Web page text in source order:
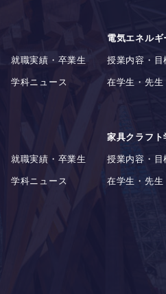
就職実績・卒業生
学科ニュース
電気エネルギ
授業内容・目
在学生・先生
就職実績・卒業生
学科ニュース
家具クラフト
授業内容・目
在学生・先生